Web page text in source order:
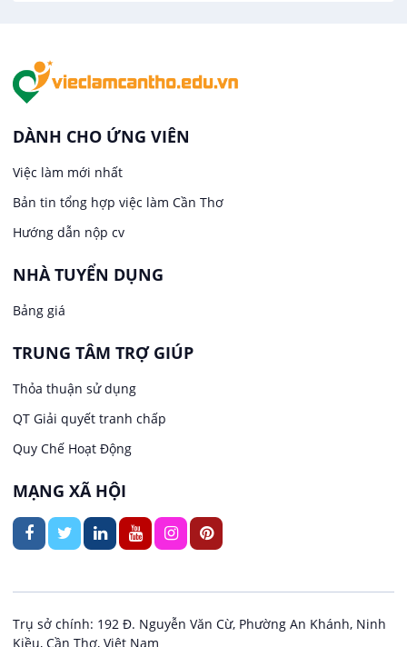
In ấn / Xuất bản
Kế toán
Lái xe
Lao Động Phổ Thông
Lễ tân
May mặc
Ngân hàng
Nhà hàng / Khách sạn
Thủy Sản
Việc làm tại An Bình
Việc làm tại Long Tuyền
Việc làm tại Hưng Phú
Việc làm tại Phước Thới
Việc làm tại Thới Long
Việc làm tại Trung Nhất
Việc làm tại Thuận Hưng
Việc làm tại Vị Thanh
DÀNH CHO ỨNG VIÊN
Việc làm mới nhất
Bản tin tổng hợp việc làm Cần Thơ
Hướng dẫn nộp cv
NHÀ TUYỂN DỤNG
Bảng giá
TRUNG TÂM TRỢ GIÚP
Thỏa thuận sử dụng
QT Giải quyết tranh chấp
Quy Chế Hoạt Động
MẠNG XÃ HỘI
Trụ sở chính: 192 Đ. Nguyễn Văn Cừ, Phường An Khánh, Ninh
Kiều, Cần Thơ, Việt Nam